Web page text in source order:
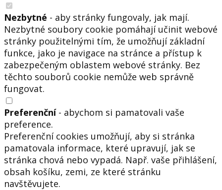
Nezbytné - aby stránky fungovaly, jak mají.
Nezbytné soubory cookie pomáhají učinit webové
stránky použitelnými tím, že umožňují základní
funkce, jako je navigace na stránce a přístup k
zabezpečeným oblastem webové stránky. Bez
těchto souborů cookie nemůže web správně
fungovat.
Preferenční- abychom si pamatovali vaše
preference.
Preferenční cookies umožňují, aby si stránka
pamatovala informace, které upravují, jak se
stránka chová nebo vypadá. Např. vaše přihlášení,
obsah košíku, zemi, ze které stránku
navštěvujete.